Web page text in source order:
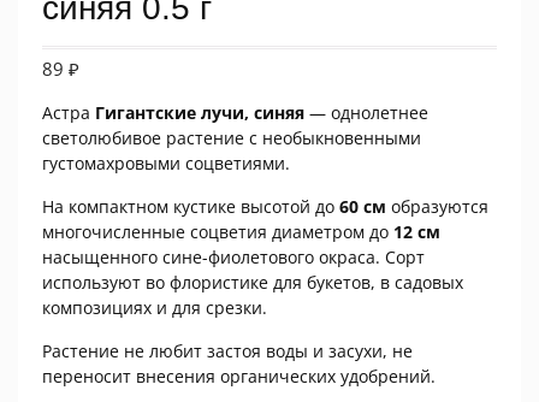
синяя 0.5 г
89 ₽
Астра Гигантские лучи, синяя — однолетнее
светолюбивое растение с необыкновенными
густомахровыми соцветиями.
На компактном кустике высотой до 60 см образуются
многочисленные соцветия диаметром до 12 см
насыщенного сине-фиолетового окраса. Сорт
используют во флористике для букетов, в садовых
композициях и для срезки.
Растение не любит застоя воды и засухи, не
переносит внесения органических удобрений.